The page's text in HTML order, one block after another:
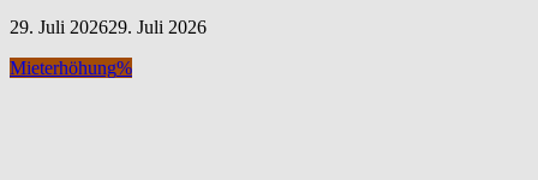
29. Juli 202629. Juli 2026
Mieterhöhung%